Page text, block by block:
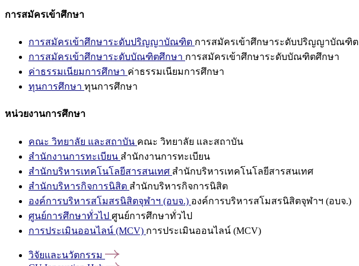
การสมัครเข้าศึกษา
การสมัครเข้าศึกษาระดับปริญญาบัณฑิต การสมัครเข้าศึกษาระดับปริญญาบัณฑิต
การสมัครเข้าศึกษาระดับบัณฑิตศึกษา การสมัครเข้าศึกษาระดับบัณฑิตศึกษา
ค่าธรรมเนียมการศึกษา ค่าธรรมเนียมการศึกษา
ทุนการศึกษา ทุนการศึกษา
หน่วยงานการศึกษา
คณะ วิทยาลัย และสถาบัน คณะ วิทยาลัย และสถาบัน
สำนักงานการทะเบียน สำนักงานการทะเบียน
สำนักบริหารเทคโนโลยีสารสนเทศ สำนักบริหารเทคโนโลยีสารสนเทศ
สำนักบริหารกิจการนิสิต สำนักบริหารกิจการนิสิต
องค์การบริหารสโมสรนิสิตจุฬาฯ (อบจ.) องค์การบริหารสโมสรนิสิตจุฬาฯ (อบจ.)
ศูนย์การศึกษาทั่วไป ศูนย์การศึกษาทั่วไป
การประเมินออนไลน์ (MCV) การประเมินออนไลน์ (MCV)
วิจัยและนวัตกรรม